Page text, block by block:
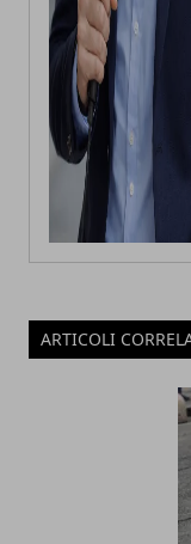
ARTICOLI